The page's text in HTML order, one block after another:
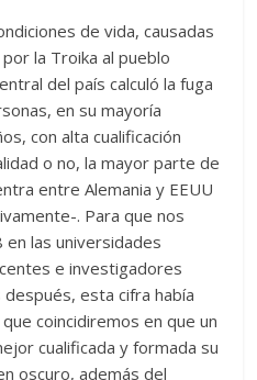
de vida, causadas
la Troika al pueblo
del país calculó la fuga
en su mayoría
con alta cualificación
o no, la mayor parte de
entre Alemania y EEUU
. Para que nos
en las universidades
e investigadores
esta cifra había
coincidiremos en que un
cualificada y formada su
oscuro, además del